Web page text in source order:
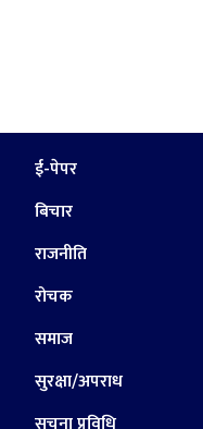
ई-पेपर
बिचार
राजनीति
रोचक
समाज
सुरक्षा/अपराध